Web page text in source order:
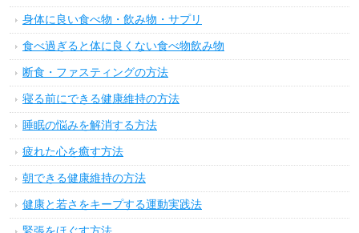
身体に良い食べ物・飲み物・サプリ
食べ過ぎると体に良くない食べ物飲み物
断食・ファスティングの方法
寝る前にできる健康維持の方法
睡眠の悩みを解消する方法
疲れた心を癒す方法
朝できる健康維持の方法
健康と若さをキープする運動実践法